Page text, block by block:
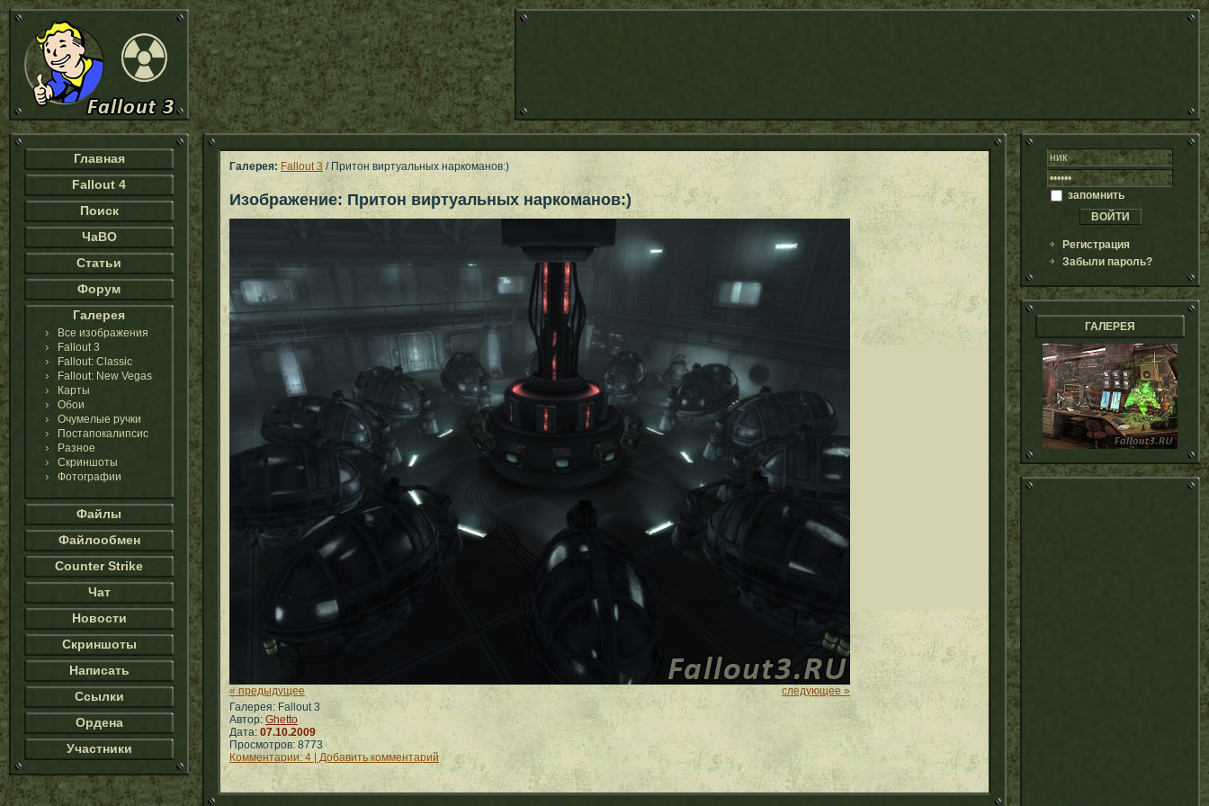
Главная
Fallout 4
Поиск
ЧаВО
Статьи
Форум
Галерея
Все изображения
Fallout 3
Fallout: Classic
Fallout: New Vegas
Карты
Обои
Очумелые ручки
Постапокалипсис
Разное
Скриншоты
Фотографии
Файлы
Файлообмен
Counter Strike
Чат
Новости
Скриншоты
Написать
Ссылки
Ордена
Участники
Галерея: Fallout 3 / Притон виртуальных наркоманов:)
Изображение: Притон виртуальных наркоманов:)
« предыдущее
следующее »
Галерея: Fallout 3
Автор: Ghetto
Дата: 07.10.2009
Просмотров: 8773
Комментарии: 4 | Добавить комментарий
запомнить
Регистрация
Забыли пароль?
ГАЛЕРЕЯ